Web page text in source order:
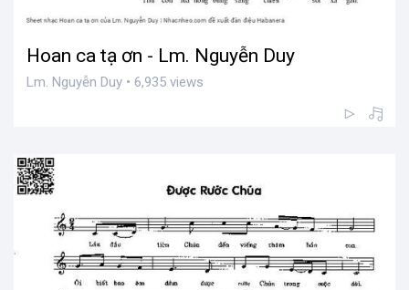
Hoan ca tạ ơn - Lm. Nguyễn Duy
Lm. Nguyễn Duy • 6,935 views